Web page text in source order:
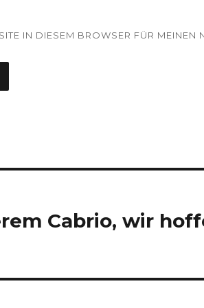
IN DIESEM BROWSER FÜR MEINEN
Cabrio, wir